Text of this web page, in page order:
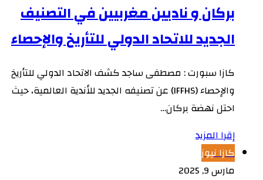
بركان و ناديين مغربيين في التصنيف
الجديد للاتحاد الدولي للتأريخ والإحصاء
كازا سبورت : مصطفى ساجد كشف الاتحاد الدولي للتأريخ
والإحصاء (IFFHS) عن تصنيفه الجديد للأندية العالمية، حيث
احتل نهضة بركان…
إقرا المزيد
كازا نيوز
مارس 9, 2025